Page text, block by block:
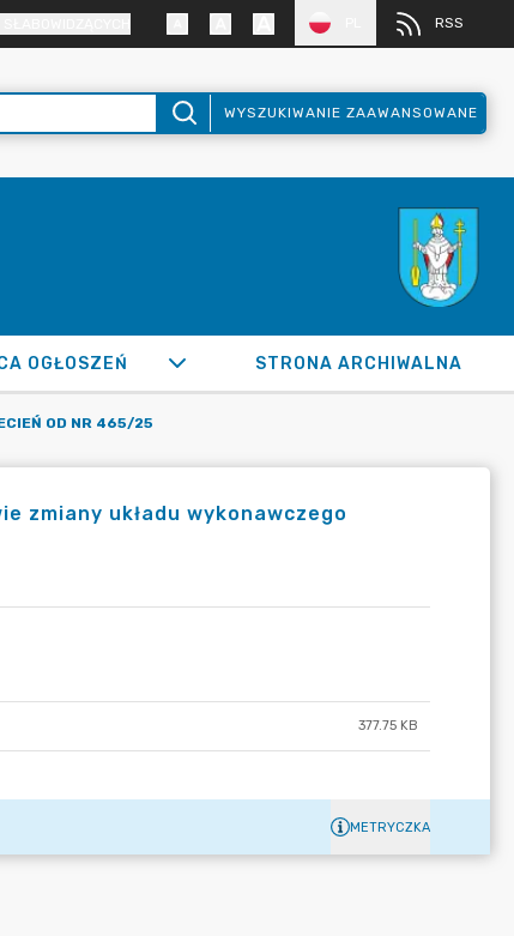
RSS
WYSZUKIWANIE ZAAWANSOWANE
OGŁOSZEŃ STRONA ARCHIWALNA
OD NR 465/25
zmiany układu wykonawczego
377.75 KB
METRYCZKA